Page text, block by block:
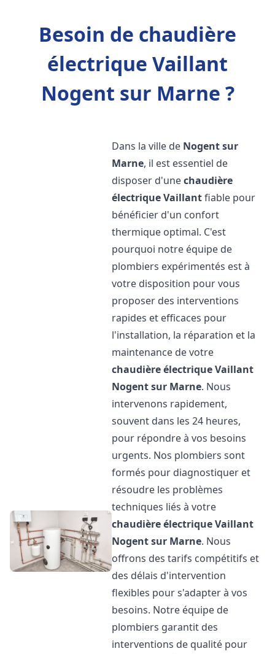
Besoin de chaudière
électrique Vaillant
Nogent sur Marne ?
Dans la ville de Nogent sur
Marne, il est essentiel de
disposer d'unechaudière
électrique Vaillantfiable pour
bénéficier d'un confort
thermique optimal. C'est
pourquoi notre équipe de
plombiers expérimentés est à
votre disposition pour vous
proposer des interventions
rapides et efficaces pour
l'installation, la réparation et la
maintenance de votre
chaudière électrique Vaillant
Nogent sur Marne. Nous
intervenons rapidement,
souvent dans les 24 heures,
pour répondre à vos besoins
urgents. Nos plombiers sont
formés pour diagnostiquer et
résoudre les problèmes
techniques liés à votre
chaudière électrique Vaillant
Nogent sur Marne. Nous
offrons des tarifs compétitifs et
des délais d'intervention
flexibles pour s'adapter à vos
besoins. Notre équipe de
plombiers garantit des
interventions de qualité pour